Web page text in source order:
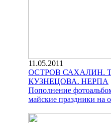
11.05.2011
ОСТРОВ САХАЛИН.
КУЗНЕЦОВА. НЕРПА
Пополнение
майские праздники на